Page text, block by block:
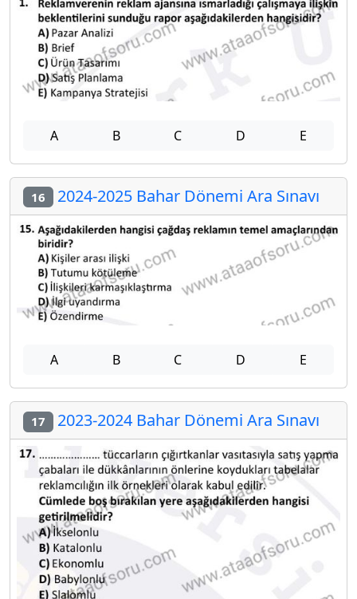
A B C D E
16 2024-2025 Bahar Dönemi Ara Sınavı
A B C D E
17 2023-2024 Bahar Dönemi Ara Sınavı